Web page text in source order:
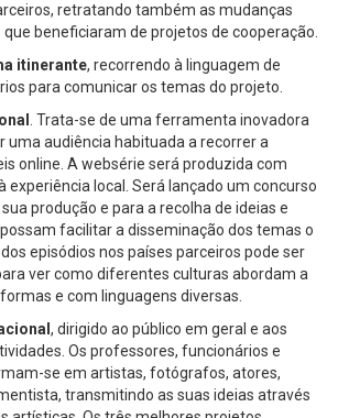
retratando também as mudanças
beneficiaram de projetos de cooperação.
itinerante, recorrendo à linguagem de
para comunicar os temas do projeto.
. Trata-se de uma ferramenta inovadora
uma audiência habituada a recorrer a
online. A websérie será produzida com
experiência local. Será lançado um concurso
produção e para a recolha de ideias e
facilitar a disseminação dos temas o
episódios nos países parceiros pode ser
ver como diferentes culturas abordam a
e com linguagens diversas.
, dirigido ao público em geral e aos
Os professores, funcionários e
se em artistas, fotógrafos, atores,
transmitindo as suas ideias através